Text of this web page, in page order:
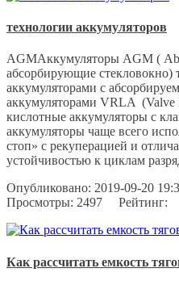
технологии аккумуляторов
АGМАккумуляторы АGМ (
абсорбирующие стекловокно)
аккумуляторами с
аккумуляторами VRLA (Valve
кислотные аккумуляторы с
аккумуляторы чаще всего
стоп» c рекуперацией и
устойчивостью к циклам
Опубликовано: 2019-09-20
Просмотры: 2497 Рейтинг:
Как рассчитать емкость